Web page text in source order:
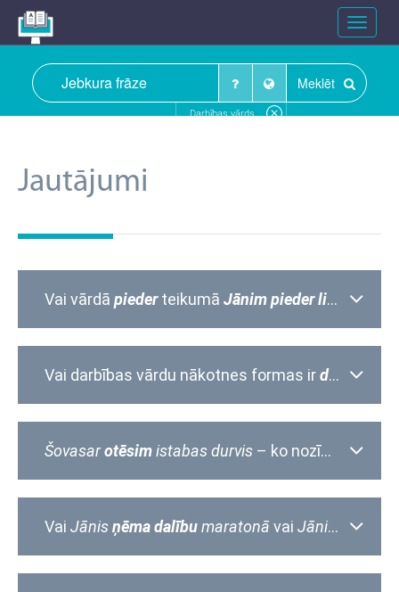
Toggle
Meklēt
Darbības vārds
Jautājumi
Vai vārdā piederteikumā Jānim pieder liela laiva
Vai darbības vārdu nākotnes formas irdarīsit, iesit, turpināsit
Šovasarotēsimistabas durvis – ko nozīmē vārds
Vai Jānisņēma dalībumaratonā vai Jānis